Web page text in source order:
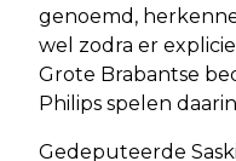
genoemd,
wel zodra er
Grote Brabantse
Philips spelen
Gedeputeerde